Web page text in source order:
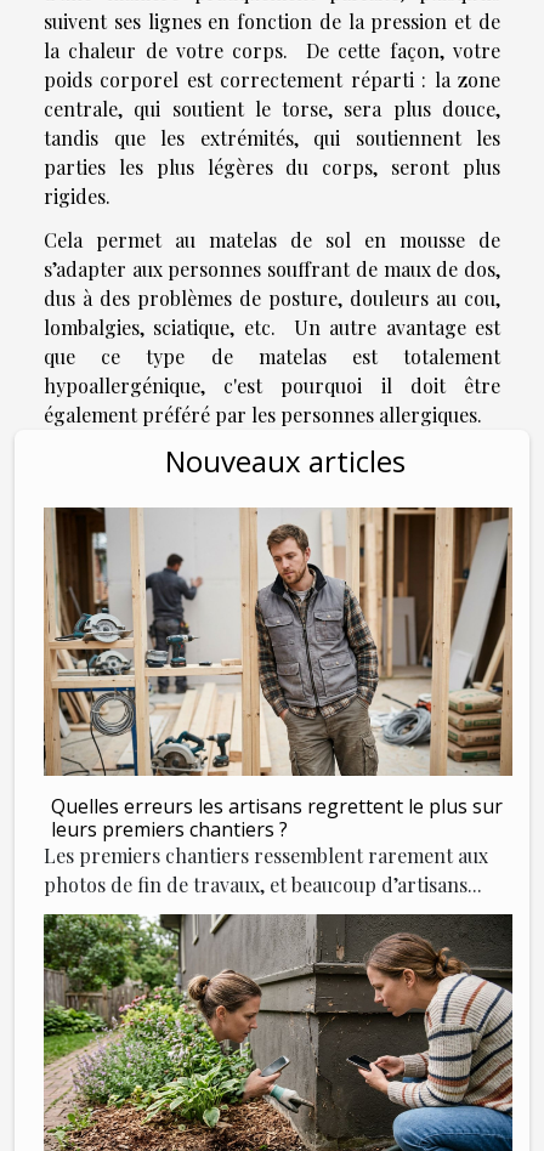
suivent ses lignes en fonction de la pression et de
la chaleur de votre corps. De cette façon, votre
poids corporel est correctement réparti : la zone
centrale, qui soutient le torse, sera plus douce,
tandis que les extrémités, qui soutiennent les
parties les plus légères du corps, seront plus
rigides.
Cela permet au matelas de sol en mousse de
s’adapter aux personnes souffrant de maux de dos,
dus à des problèmes de posture, douleurs au cou,
lombalgies, sciatique, etc. Un autre avantage est
que ce type de matelas est totalement
hypoallergénique, c'est pourquoi il doit être
également préféré par les personnes allergiques.
Nouveaux articles
Quelles erreurs les artisans regrettent le plus sur
leurs premiers chantiers ?
Les premiers chantiers ressemblent rarement aux
photos de fin de travaux, et beaucoup d’artisans...